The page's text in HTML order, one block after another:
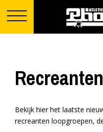
Bekijk hier het laatste
recreanten loopgroepen,